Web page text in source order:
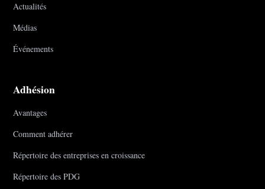
Actualités
Médias
Événements
Adhésion
Avantages
Comment adhérer
Répertoire des entreprises en croissance
Répertoire des PDG